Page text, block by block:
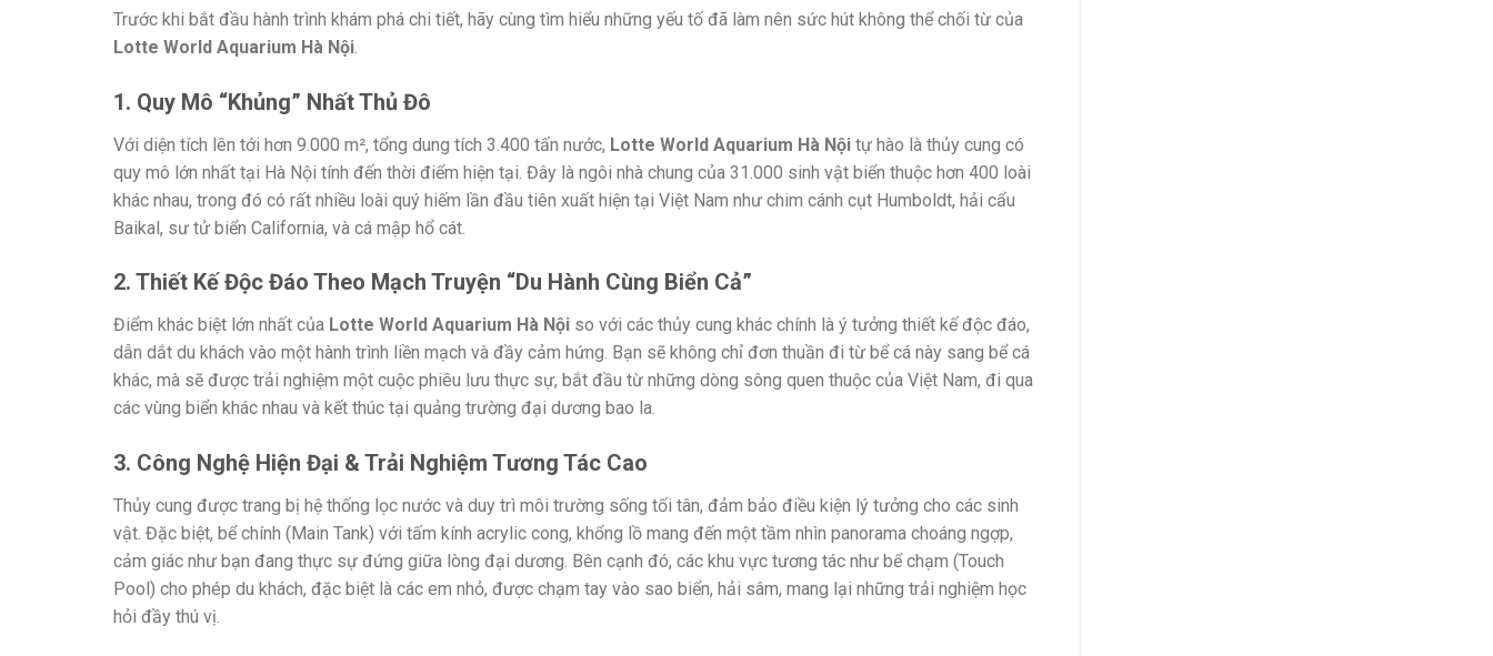
Trước khi bắt đầu hành trình khám phá chi tiết, hãy cùng tìm hiểu những yếu tố đã làm nên sức hút không thể chối từ của
Lotte World Aquarium Hà Nội
1. Quy Mô “Khủng” Nhất Thủ Đô
Với diện tích lên tới hơn 9.000 m², tổng dung tích 3.400 tấn nước, Lotte World Aquarium Hà Nội tự hào là thủy cung có
quy mô lớn nhất tại Hà Nội tính đến thời điểm hiện tại. Đây là ngôi nhà chung của 31.000 sinh vật biển thuộc hơn 400 loài
khác nhau, trong đó có rất nhiều loài quý hiếm lần đầu tiên xuất hiện tại Việt Nam như chim cánh cụt Humboldt, hải cẩu
Baikal, sư tử biển California, và cá mập hổ cát.
2. Thiết Kế Độc Đáo Theo Mạch Truyện “Du Hành Cùng Biển Cả”
Điểm khác biệt lớn nhất của Lotte World Aquarium Hà Nội so với các thủy cung khác chính là ý tưởng thiết kế độc đáo,
dẫn dắt du khách vào một hành trình liền mạch và đầy cảm hứng. Bạn sẽ không chỉ đơn thuần đi từ bể cá này sang bể cá
khác, mà sẽ được trải nghiệm một cuộc phiêu lưu thực sự, bắt đầu từ những dòng sông quen thuộc của Việt Nam, đi qua
các vùng biển khác nhau và kết thúc tại quảng trường đại dương bao la.
3. Công Nghệ Hiện Đại & Trải Nghiệm Tương Tác Cao
Thủy cung được trang bị hệ thống lọc nước và duy trì môi trường sống tối tân, đảm bảo điều kiện lý tưởng cho các sinh
vật. Đặc biệt, bể chính (Main Tank) với tấm kính acrylic cong, khổng lồ mang đến một tầm nhìn panorama choáng ngợp,
cảm giác như bạn đang thực sự đứng giữa lòng đại dương. Bên cạnh đó, các khu vực tương tác như bể chạm (Touch
Pool) cho phép du khách, đặc biệt là các em nhỏ, được chạm tay vào sao biển, hải sâm, mang lại những trải nghiệm học
hỏi đầy thú vị.